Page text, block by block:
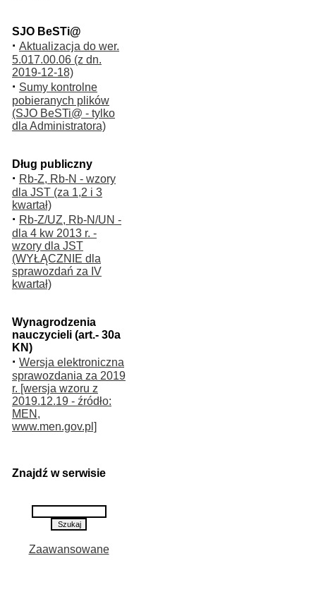
SJO BeSTi@
· Aktualizacja do wer.
5.017.00.06 (z dn.
2019-12-18)
· Sumy kontrolne
pobieranych plików
(SJO BeSTi@ - tylko
dla Administratora)
Dług publiczny
· Rb-Z, Rb-N - wzory
dla JST (za 1,2 i 3
kwartał)
· Rb-Z/UZ, Rb-N/UN -
dla 4 kw 2013 r. -
wzory dla JST
(WYŁĄCZNIE dla
sprawozdań za IV
kwartał)
Wynagrodzenia
nauczycieli (art.- 30a
KN)
· Wersja elektroniczna
sprawozdania za 2019
r. [wersja wzoru z
2019.12.19 - źródło:
MEN,
www.men.gov.pl]
Znajdź w serwisie
Zaawansowane